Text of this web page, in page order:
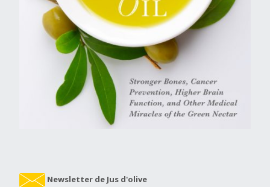
Newsletter de Jus d'olive